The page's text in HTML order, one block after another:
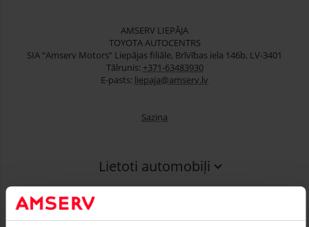
AMSERV LIEPĀJA
TOYOTA AUTOCENTRS
SIA “Amserv Motors” Liepājas filiāle, Brīvības iela 146b, LV-3401
Tālrunis: +371-63483930
E-pasts: liepaja@amserv.lv
Saziņa
Lietoti automobiļi
Serviss